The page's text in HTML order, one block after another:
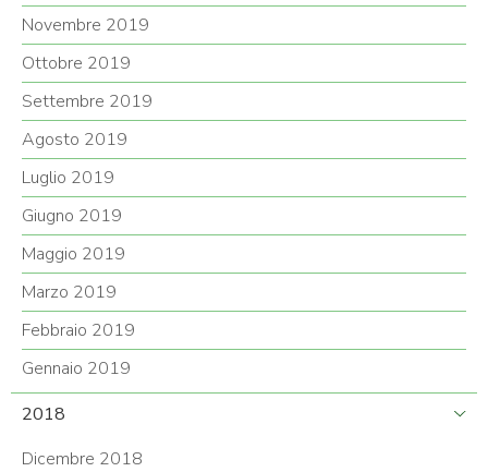
Novembre 2019
Ottobre 2019
Settembre 2019
Agosto 2019
Luglio 2019
Giugno 2019
Maggio 2019
Marzo 2019
Febbraio 2019
Gennaio 2019
2018
Dicembre 2018